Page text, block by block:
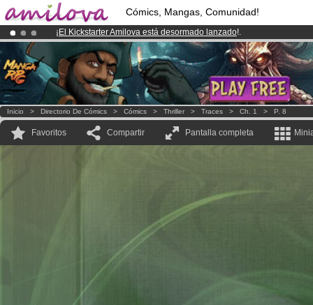
Cómics, Mangas, Comunidad!
¡ El Kickstarter Amilova está desormado lanzado!.
¡Ya tenemos 100000miembrosy 1000Cómics y Mangas!.
¡Conviertete en Premium por3.95 euros al mes!Hazte Premium ya
Inicio > Directorio De Cómics > Cómics > Thriller > Traces > Ch. 1 > P. 8
Favoritos Compartir Pantalla completa